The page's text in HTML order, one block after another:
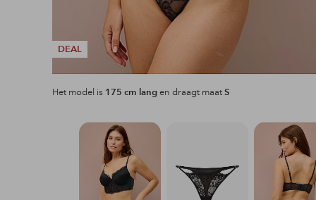
DEAL
Het model is 175 cm langen draagt maatS